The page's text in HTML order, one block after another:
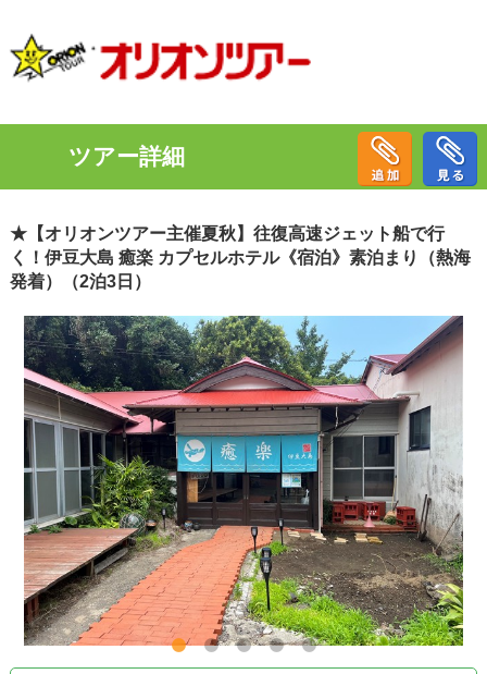
ツアー詳細
★【オリオンツアー主催夏秋】往復高速ジェット船で行
く！伊豆大島 癒楽 カプセルホテル《宿泊》素泊まり（熱海
発着）（2泊3日）